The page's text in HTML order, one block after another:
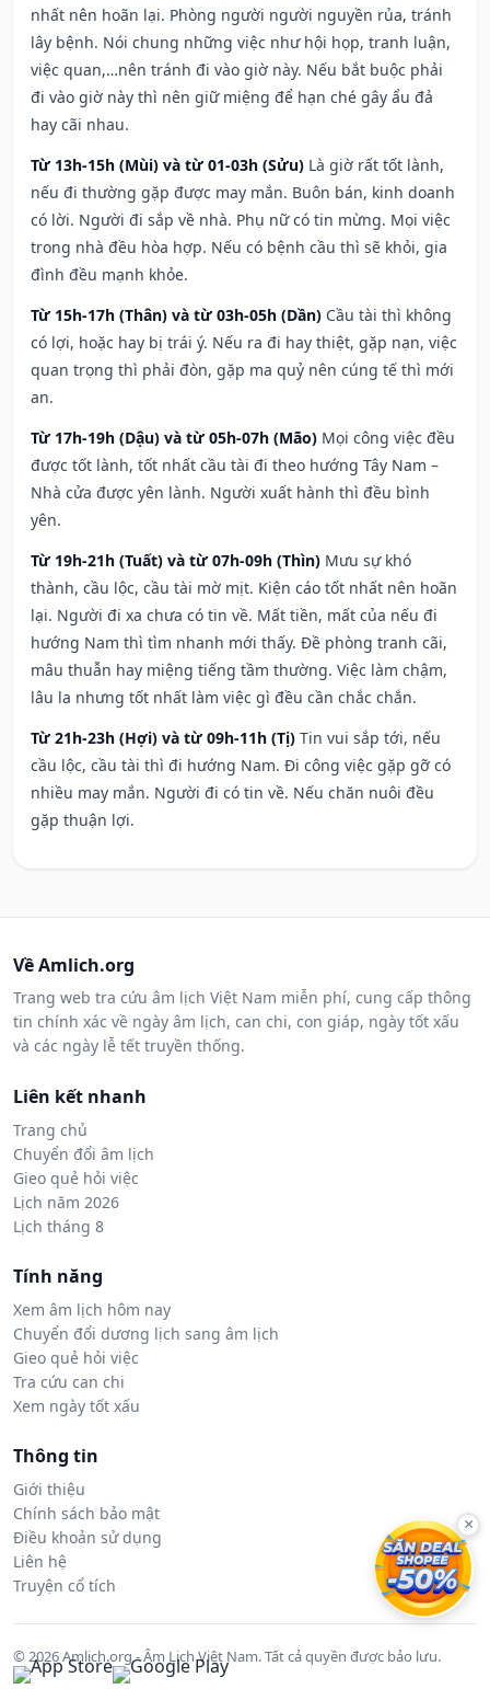
nhất nên hoãn lại. Phòng người người nguyền rủa, tránh
lây bệnh. Nói chung những việc như hội họp, tranh luận,
việc quan,…nên tránh đi vào giờ này. Nếu bắt buộc phải
đi vào giờ này thì nên giữ miệng để hạn ché gây ẩu đả
hay cãi nhau.
Từ 13h-15h (Mùi) và từ 01-03h (Sửu) Là giờ rất tốt lành,
nếu đi thường gặp được may mắn. Buôn bán, kinh doanh
có lời. Người đi sắp về nhà. Phụ nữ có tin mừng. Mọi việc
trong nhà đều hòa hợp. Nếu có bệnh cầu thì sẽ khỏi, gia
đình đều mạnh khỏe.
Từ 15h-17h (Thân) và từ 03h-05h (Dần) Cầu tài thì không
có lợi, hoặc hay bị trái ý. Nếu ra đi hay thiệt, gặp nạn, việc
quan trọng thì phải đòn, gặp ma quỷ nên cúng tế thì mới
an.
Từ 17h-19h (Dậu) và từ 05h-07h (Mão) Mọi công việc đều
được tốt lành, tốt nhất cầu tài đi theo hướng Tây Nam –
Nhà cửa được yên lành. Người xuất hành thì đều bình
yên.
Từ 19h-21h (Tuất) và từ 07h-09h (Thìn) Mưu sự khó
thành, cầu lộc, cầu tài mờ mịt. Kiện cáo tốt nhất nên hoãn
lại. Người đi xa chưa có tin về. Mất tiền, mất của nếu đi
hướng Nam thì tìm nhanh mới thấy. Đề phòng tranh cãi,
mâu thuẫn hay miệng tiếng tầm thường. Việc làm chậm,
lâu la nhưng tốt nhất làm việc gì đều cần chắc chắn.
Từ 21h-23h (Hợi) và từ 09h-11h (Tị) Tin vui sắp tới, nếu
cầu lộc, cầu tài thì đi hướng Nam. Đi công việc gặp gỡ có
nhiều may mắn. Người đi có tin về. Nếu chăn nuôi đều
gặp thuận lợi.
Về Amlich.org
Trang web tra cứu âm lịch Việt Nam miễn phí, cung cấp thông
tin chính xác về ngày âm lịch, can chi, con giáp, ngày tốt xấu
và các ngày lễ tết truyền thống.
Liên kết nhanh
Trang chủ
Chuyển đổi âm lịch
Gieo quẻ hỏi việc
Lịch năm 2026
Lịch tháng 8
Tính năng
Xem âm lịch hôm nay
Chuyển đổi dương lịch sang âm lịch
Gieo quẻ hỏi việc
Tra cứu can chi
Xem ngày tốt xấu
Thông tin
Giới thiệu
Chính sách bảo mật
Điều khoản sử dụng
Liên hệ
Truyện cổ tích
© 2026 Amlich.org - Âm Lịch Việt Nam. Tất cả quyền được bảo lưu.
×